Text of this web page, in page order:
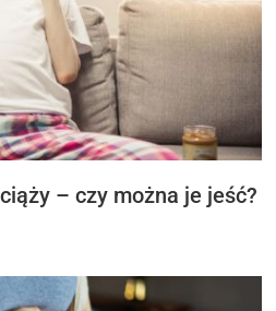
– czy można je jeść?